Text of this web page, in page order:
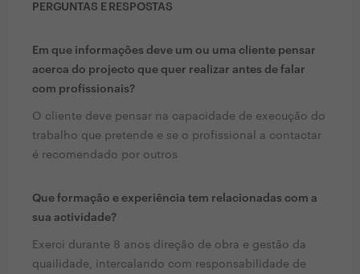
PERGUNTAS E RESPOSTAS
Em que informações deve um ou uma cliente pensar
acerca do projecto que quer realizar antes de falar
com profissionais?
O cliente deve pensar na capacidade de execução do
trabalho que pretende e se o profissional a contactar
é recomendado por outros
Que formação e experiência tem relacionadas com a
sua actividade?
Exerci durante 8 anos direção de obra e gestão da
quailidade, intercalando com responsabilidade de